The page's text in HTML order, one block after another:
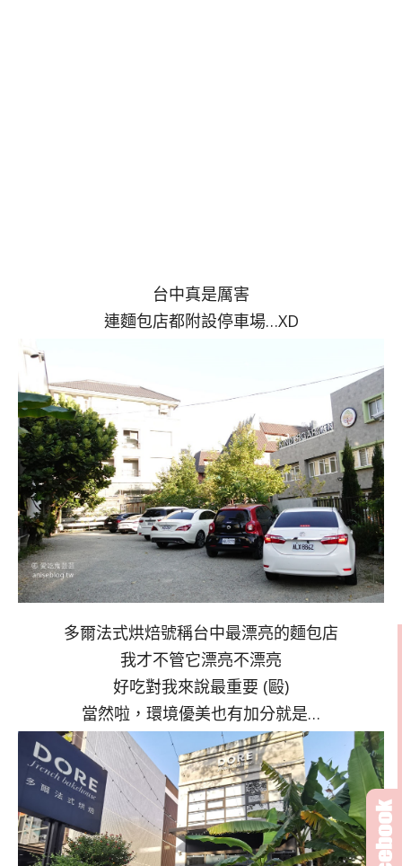
台中真是厲害
連麵包店都附設停車場…XD
多爾法式烘焙號稱台中最漂亮的麵包店
我才不管它漂亮不漂亮
好吃對我來說最重要 (毆)
當然啦，環境優美也有加分就是…